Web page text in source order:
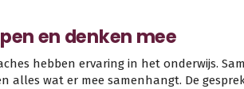
en denken mee
hebben ervaring in het onderwijs.
alles wat er mee samenhangt. De